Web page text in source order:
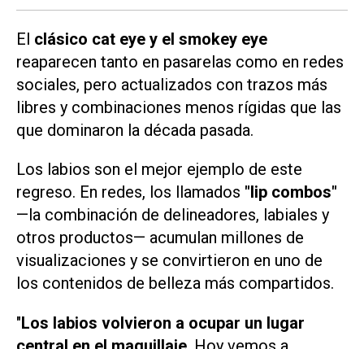
El clásico cat eye y el smokey eye
reaparecen tanto en pasarelas como en redes
sociales, pero actualizados con trazos más
libres y combinaciones menos rígidas que las
que dominaron la década pasada.
Los labios son el mejor ejemplo de este
regreso. En redes, los llamados "lip combos"
—la combinación de delineadores, labiales y
otros productos— acumulan millones de
visualizaciones y se convirtieron en uno de
los contenidos de belleza más compartidos.
"Los labios volvieron a ocupar un lugar